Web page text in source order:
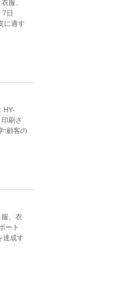
服、
7日
に適す
HY-
刷さ
:顧客の
、衣
ート
達成す